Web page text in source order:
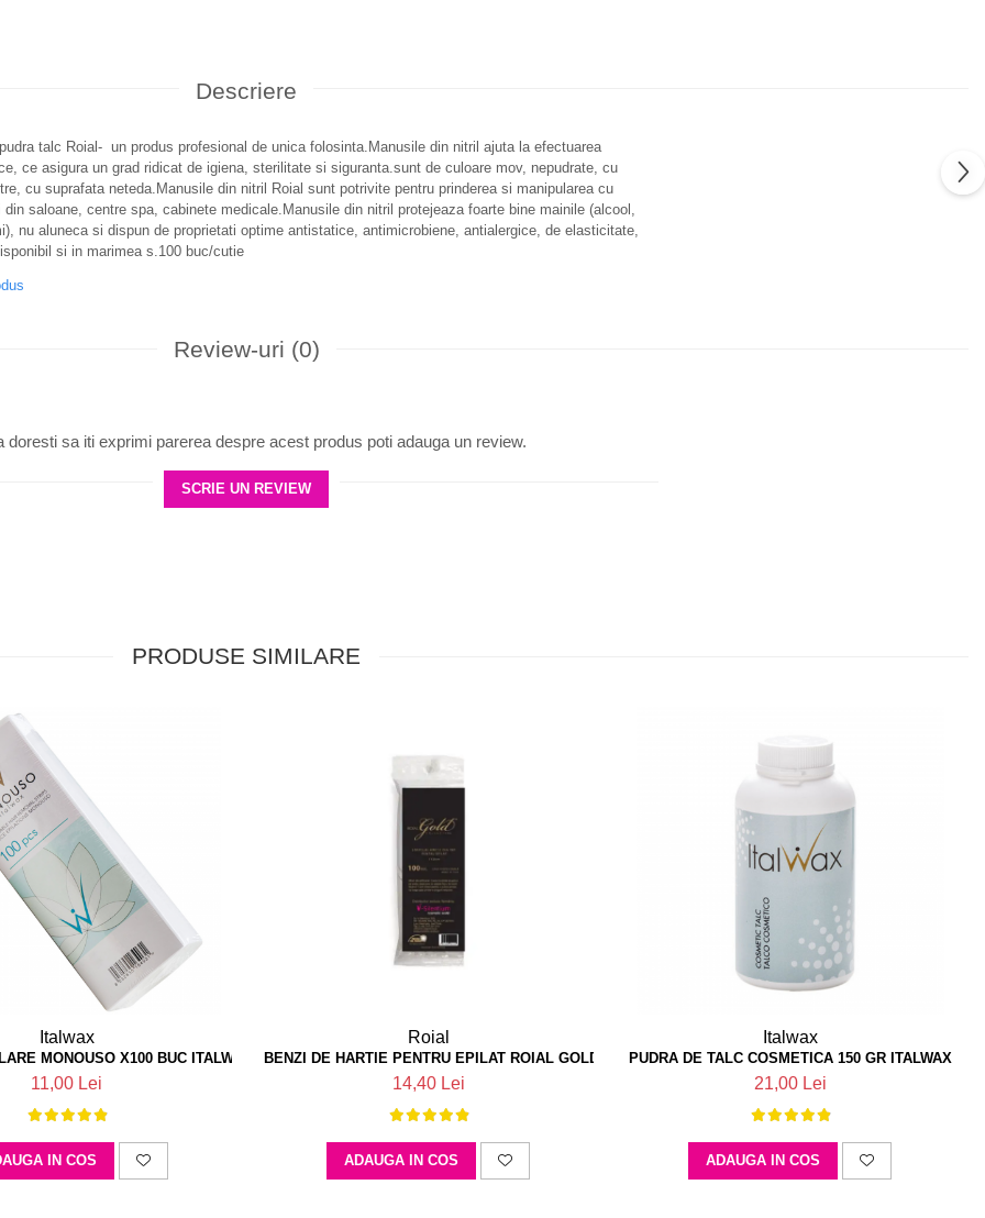
Descriere
talc Roial- un produs profesional de unica folosinta.Manusile din nitril ajuta la efectuarea
ce asigura un grad ridicat de igiena, sterilitate si siguranta.sunt de culoare mov, nepudrate, cu
cu suprafata neteda.Manusile din nitril Roial sunt potrivite pentru prinderea si manipularea cu
saloane, centre spa, cabinete medicale.Manusile din nitril protejeaza foarte bine mainile (alcool,
nu aluneca si dispun de proprietati optime antistatice, antimicrobiene, antialergice, de elasticitate,
si in marimea s.100 buc/cutie
Review-uri (0)
doresti sa iti exprimi parerea despre acest produs poti adauga un review.
SCRIE UN REVIEW
PRODUSE SIMILARE
Italwax
MONOUSO X100 BUC ITALWAX
11,00 Lei
IN COS
Roial
BENZI DE HARTIE PENTRU EPILAT ROIAL GOLD ALBE 100BUC
14,40 Lei
ADAUGA IN COS
Italwax
PUDRA DE TALC COSMETICA 150 GR ITALWAX
21,00 Lei
ADAUGA IN COS